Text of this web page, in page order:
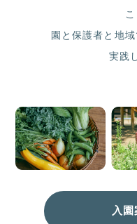
園と保護者と地
実践
入